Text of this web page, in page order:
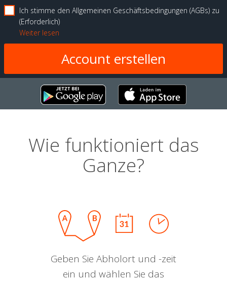
Ich stimme den Allgemeinen Geschäftsbedingungen (AGBs) zu
Erforderlich
Weiter lesen
Wie funktioniert das
Ganze?
Geben Sie Abholort und -zeit
ein und wählen Sie das